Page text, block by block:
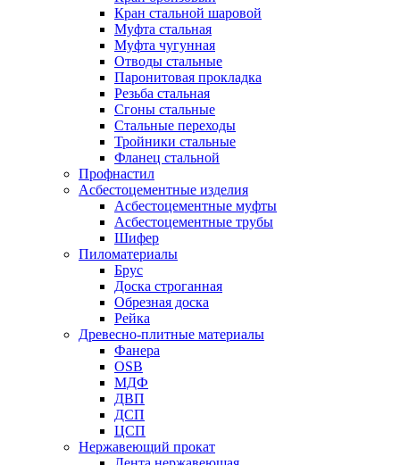
Кран стальной шаровой
Муфта стальная
Муфта чугунная
Отводы стальные
Паронитовая прокладка
Резьба стальная
Сгоны стальные
Стальные переходы
Тройники стальные
Фланец стальной
Профнастил
Асбестоцементные изделия
Асбестоцементные муфты
Асбестоцементные трубы
Шифер
Пиломатериалы
Брус
Доска строганная
Обрезная доска
Рейка
Древесно-плитные материалы
Фанера
OSB
МДФ
ДВП
ДСП
ЦСП
Нержавеющий прокат